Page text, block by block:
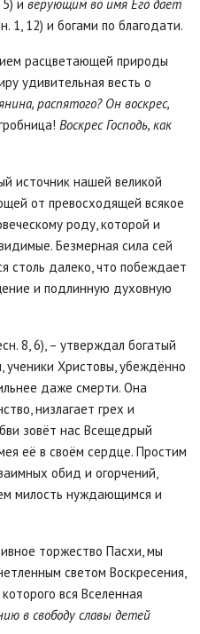
и верующим во имя Его даёт
1, 12) и богами по благодати.
расцветающей природы
удивительная весть о
распятого? Он воскрес,
Воскрес Господь, как
источник нашей великой
от превосходящей всякое
роду, которой и
Безмерная сила сей
столь далеко, что побеждает
и подлинную духовную
8, 6), – утверждал богатый
Христовы, убеждённо
даже смерти. Она
низлагает грех и
зовёт нас Всещедрый
её в своём сердце. Простим
обид и огорчений,
милость нуждающимся и
торжество Пасхи, мы
светом Воскресения,
вся Вселенная
в свободу славы детей